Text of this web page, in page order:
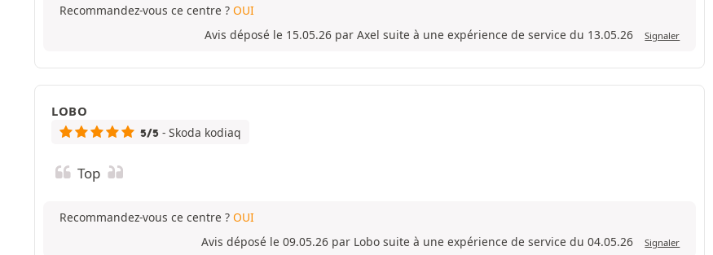
Recommandez-vous ce centre ? OUI
Avis déposé le 15.05.26 par Axel suite à une expérience de service du 13.05.26
Signaler
LOBO
5/5 - Skoda kodiaq
Top
Recommandez-vous ce centre ? OUI
Avis déposé le 09.05.26 par Lobo suite à une expérience de service du 04.05.26
Signaler